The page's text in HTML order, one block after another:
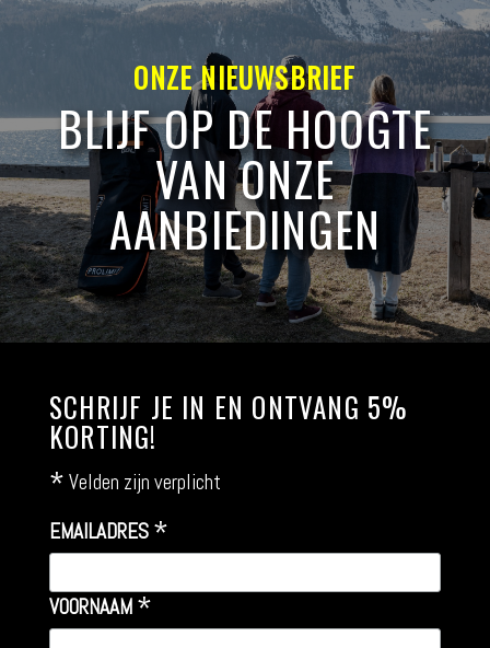
ONZE NIEUWSBRIEF
BLIJF OP DE HOOGTE
VAN ONZE
AANBIEDINGEN
SCHRIJF JE IN EN ONTVANG 5%
KORTING!
* Velden zijn verplicht
EMAILADRES *
VOORNAAM *